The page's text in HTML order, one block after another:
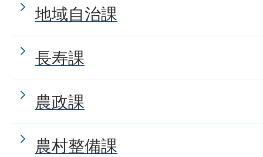
地域自治課
長寿課
農政課
農村整備課